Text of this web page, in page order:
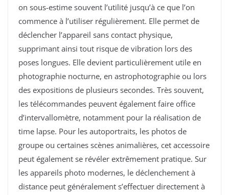
on sous-estime souvent l’utilité jusqu’à ce que l’on
commence à l’utiliser régulièrement. Elle permet de
déclencher l’appareil sans contact physique,
supprimant ainsi tout risque de vibration lors des
poses longues. Elle devient particulièrement utile en
photographie nocturne, en astrophotographie ou lors
des expositions de plusieurs secondes. Très souvent,
les télécommandes peuvent également faire office
d’intervallomètre, notamment pour la réalisation de
time lapse. Pour les autoportraits, les photos de
groupe ou certaines scènes animalières, cet accessoire
peut également se révéler extrêmement pratique. Sur
les appareils photo modernes, le déclenchement à
distance peut généralement s’effectuer directement à